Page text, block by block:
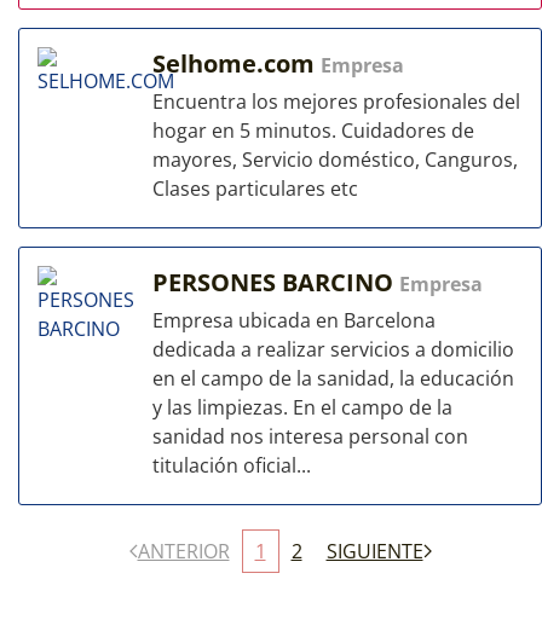
Selhome.com Empresa
Encuentra los mejores profesionales del
hogar en 5 minutos. Cuidadores de
mayores, Servicio doméstico, Canguros,
Clases particulares etc
PERSONES BARCINO Empresa
Empresa ubicada en Barcelona
dedicada a realizar servicios a domicilio
en el campo de la sanidad, la educación
y las limpiezas. En el campo de la
sanidad nos interesa personal con
titulación oficial...
ANTERIOR 1 2 SIGUIENTE